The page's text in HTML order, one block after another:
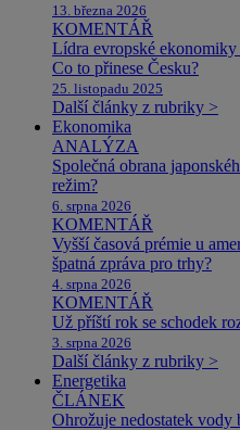
13. března 2026
KOMENTÁŘ
Lídra evropské
Co to přinese Česku?
25. listopadu 2025
Další články z rubriky >
Ekonomika
ANALÝZA
Společná obrana
režim?
6. srpna 2026
KOMENTÁŘ
Vyšší časová prémie u
špatná zpráva pro trhy?
4. srpna 2026
KOMENTÁŘ
Už příští rok se schodek
3. srpna 2026
Další články z rubriky >
Energetika
ČLÁNEK
Ohrožuje nedostatek vody